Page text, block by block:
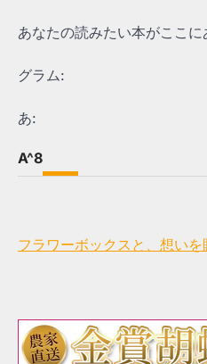
あなたの読みたい本がここに
グラム:
あ:
A^8
フラワーボックスと、想い